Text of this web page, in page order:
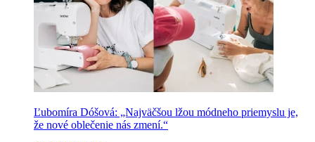
Ľubomíra Dóšová: „Najväčšou lžou módneho priemyslu je,
že nové oblečenie nás zmení.“